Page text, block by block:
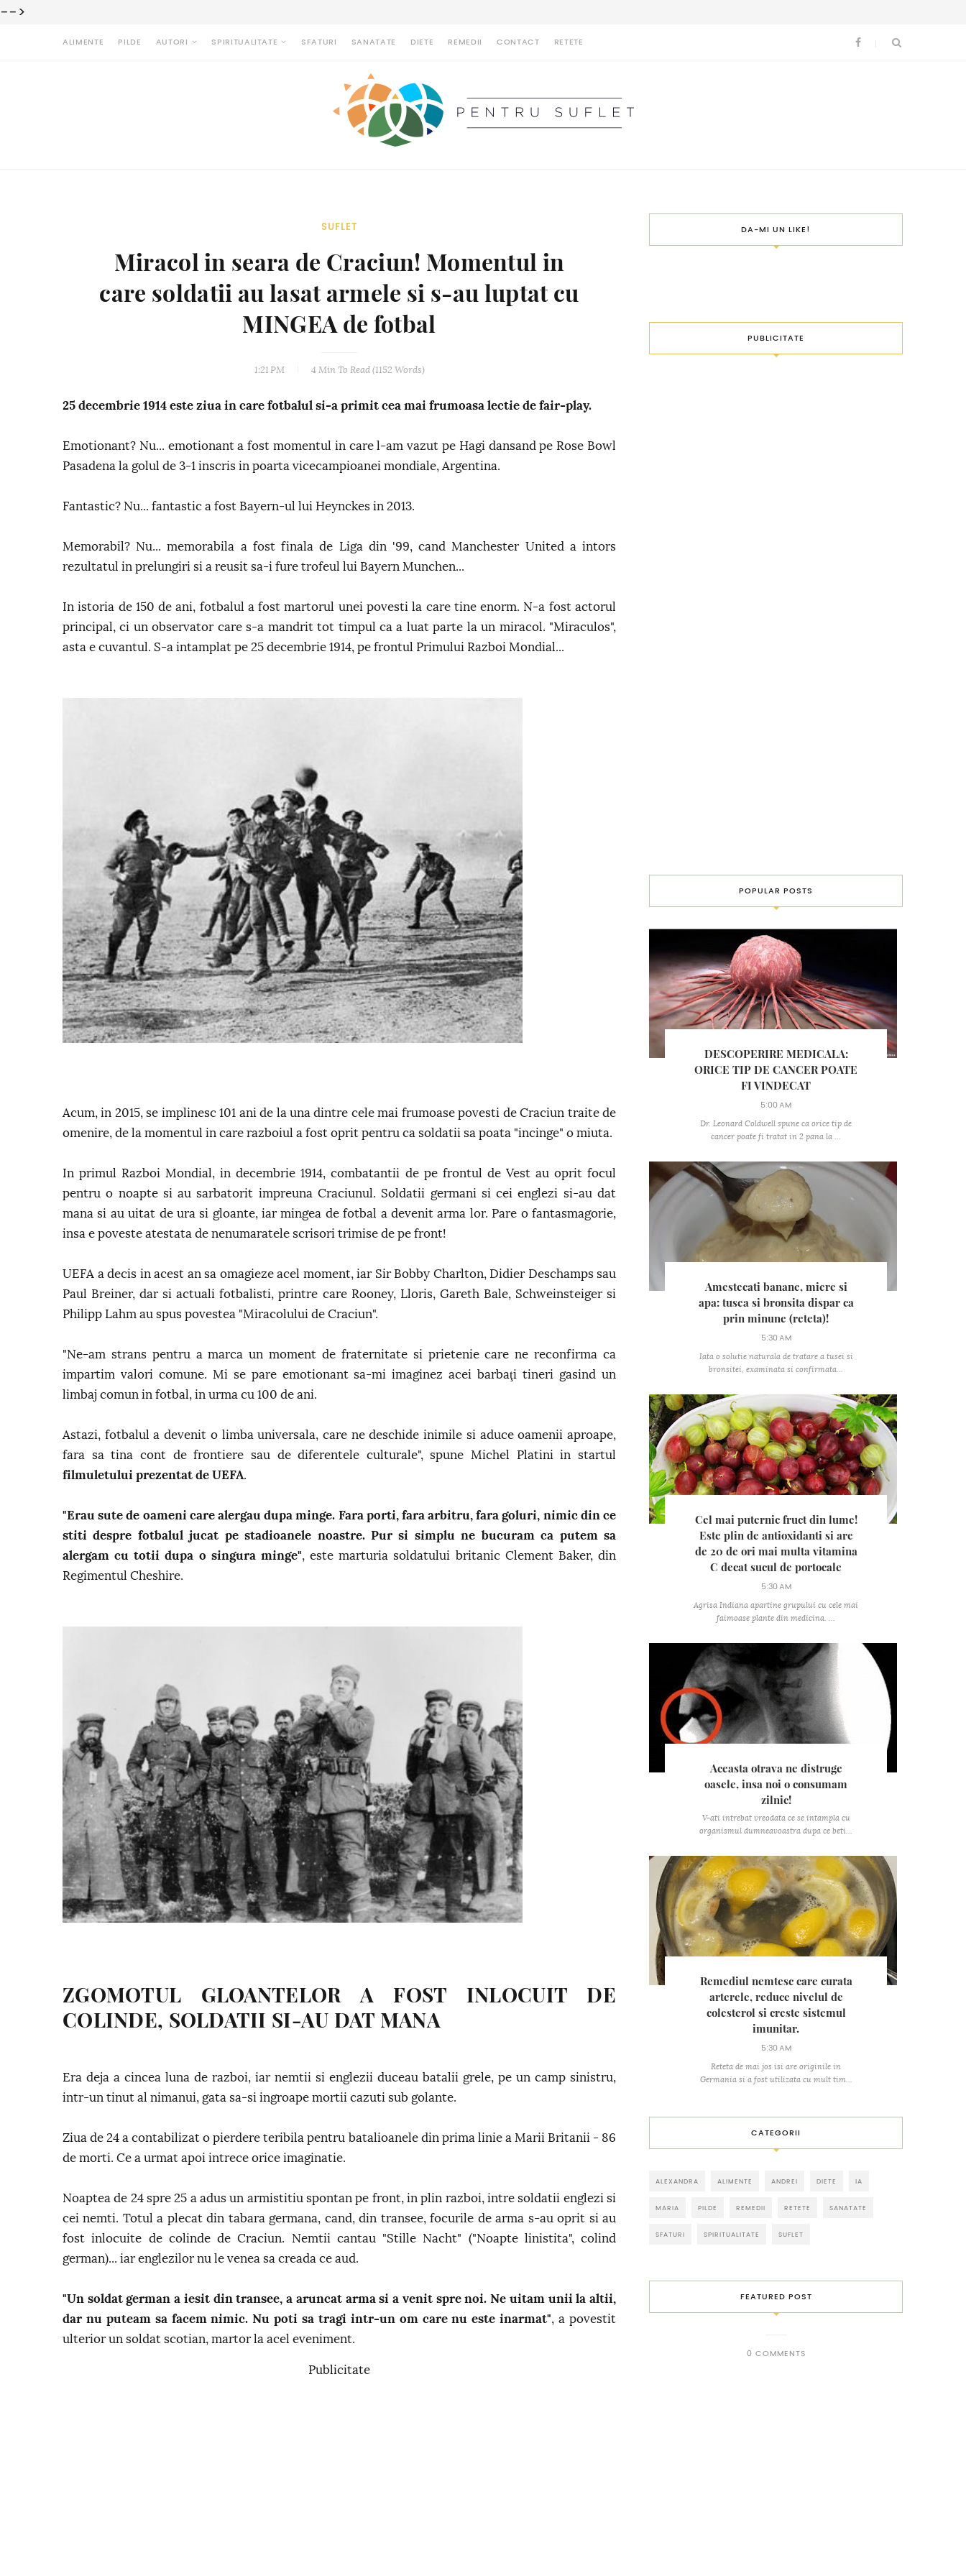
-->
ALIMENTE PILDE AUTORI SPIRITUALITATE SFATURI SANATATE DIETE REMEDII CONTACT RETETE
SUFLET
Miracol in seara de Craciun! Momentul in
care soldatii au lasat armele si s-au luptat cu
MINGEA de fotbal
1:21 PM 4 MinTo Read (1152 Words)
25 decembrie 1914 este ziua in care fotbalul si-a primit cea mai frumoasa lectie de fair-play.
Emotionant? Nu... emotionant a fost momentul in care l-am vazut pe Hagi dansand pe Rose Bowl
Pasadena la golul de 3-1 inscris in poarta vicecampioanei mondiale, Argentina.
Fantastic? Nu... fantastic a fost Bayern-ul lui Heynckes in 2013.
Memorabil? Nu... memorabila a fost finala de Liga din '99, cand Manchester United a intors
rezultatul in prelungiri si a reusit sa-i fure trofeul lui Bayern Munchen...
In istoria de 150 de ani, fotbalul a fost martorul unei povesti la care tine enorm. N-a fost actorul
principal, ci un observator care s-a mandrit tot timpul ca a luat parte la un miracol. "Miraculos",
asta e cuvantul. S-a intamplat pe 25 decembrie 1914, pe frontul Primului Razboi Mondial...
Acum, in 2015, se implinesc 101 ani de la una dintre cele mai frumoase povesti de Craciun traite de
omenire, de la momentul in care razboiul a fost oprit pentru ca soldatii sa poata "incinge" o miuta.
In primul Razboi Mondial, in decembrie 1914, combatantii de pe frontul de Vest au oprit focul
pentru o noapte si au sarbatorit impreuna Craciunul. Soldatii germani si cei englezi si-au dat
mana si au uitat de ura si gloante, iar mingea de fotbal a devenit arma lor. Pare o fantasmagorie,
insa e poveste atestata de nenumaratele scrisori trimise de pe front!
UEFA a decis in acest an sa omagieze acel moment, iar Sir Bobby Charlton, Didier Deschamps sau
Paul Breiner, dar si actuali fotbalisti, printre care Rooney, Lloris, Gareth Bale, Schweinsteiger si
Philipp Lahm au spus povestea "Miracolului de Craciun".
"Ne-am strans pentru a marca un moment de fraternitate si prietenie care ne reconfirma ca
impartim valori comune. Mi se pare emotionant sa-mi imaginez acei barbaţi tineri gasind un
limbaj comun in fotbal, in urma cu 100 de ani.
Astazi, fotbalul a devenit o limba universala, care ne deschide inimile si aduce oamenii aproape,
fara sa tina cont de frontiere sau de diferentele culturale", spune Michel Platini in startul
filmuletului prezentat de UEFA.
"Erau sute de oameni care alergau dupa minge. Fara porti, fara arbitru, fara goluri, nimic din ce
stiti despre fotbalul jucat pe stadioanele noastre. Pur si simplu ne bucuram ca putem sa
alergam cu totii dupa o singura minge", este marturia soldatului britanic Clement Baker, din
Regimentul Cheshire.
ZGOMOTUL GLOANTELOR A FOST INLOCUIT DE
COLINDE, SOLDATII SI-AU DAT MANA
Era deja a cincea luna de razboi, iar nemtii si englezii duceau batalii grele, pe un camp sinistru,
intr-un tinut al nimanui, gata sa-si ingroape mortii cazuti sub golante.
Ziua de 24 a contabilizat o pierdere teribila pentru batalioanele din prima linie a Marii Britanii - 86
de morti. Ce a urmat apoi intrece orice imaginatie.
Noaptea de 24 spre 25 a adus un armistitiu spontan pe front, in plin razboi, intre soldatii englezi si
cei nemti. Totul a plecat din tabara germana, cand, din transee, focurile de arma s-au oprit si au
fost inlocuite de colinde de Craciun. Nemtii cantau "Stille Nacht" ("Noapte linistita", colind
german)... iar englezilor nu le venea sa creada ce aud.
"Un soldat german a iesit din transee, a aruncat arma si a venit spre noi. Ne uitam unii la altii,
dar nu puteam sa facem nimic. Nu poti sa tragi intr-un om care nu este inarmat", a povestit
ulterior un soldat scotian, martor la acel eveniment.
Publicitate
DA-MI UN LIKE!
PUBLICITATE
POPULAR POSTS
DESCOPERIRE MEDICALA:
ORICE TIP DE CANCER POATE
FI VINDECAT
5:00 AM
Dr. Leonard Coldwell spune ca orice tip de
cancer poate fi tratat in 2 pana la ...
Amestecati banane, miere si
apa: tusea si bronsita dispar ca
prin minune (reteta)!
5:30 AM
Iata o solutie naturala de tratare a tusei si
bronsitei, examinata si confirmata...
Cel mai puternic fruct din lume!
Este plin de antioxidanti si are
de 20 de ori mai multa vitamina
C decat sucul de portocale
5:30 AM
Agrisa Indiana apartine grupului cu cele mai
faimoase plante din medicina. ...
Aceasta otrava ne distruge
oasele, insa noi o consumam
zilnic!
V-ati intrebat vreodata ce se intampla cu
organismul dumneavoastra dupa ce beti...
Remediul nemtesc care curata
arterele, reduce nivelul de
colesterol si creste sistemul
imunitar.
5:30 AM
Reteta de mai jos isi are originile in
Germania si a fost utilizata cu mult tim...
CATEGORII
ALEXANDRA ALIMENTE ANDREI DIETE IA
MARIA PILDE REMEDII RETETE SANATATE
SFATURI SPIRITUALITATE SUFLET
FEATURED POST
0 COMMENTS